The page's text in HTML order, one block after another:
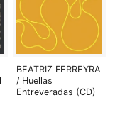
BEATRIZ FERREYRA
/ Huellas
Entreveradas (CD)